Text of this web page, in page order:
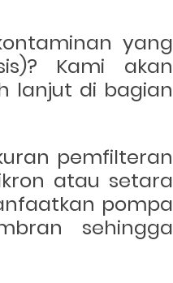
yang
? Kami akan
lanjut di bagian
pemfilteran
atau setara
pompa
sehingga